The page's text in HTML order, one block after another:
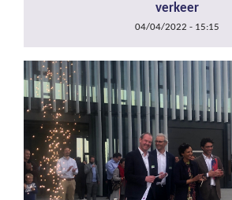
verkeer
04/04/2022 - 15:15